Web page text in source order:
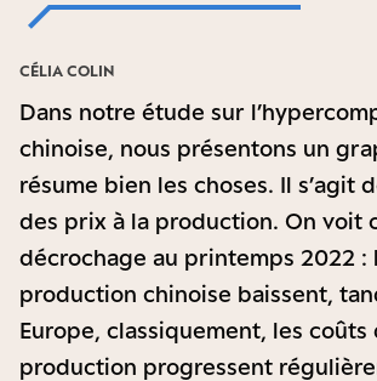
Dans notre étude sur
chinoise, nous présentons un
résume bien les choses. Il s’agit
des prix à la production. On voit
décrochage au printemps 2022 :
production chinoise baissent,
Europe, classiquement, les coûts
production progressent
CÉLIA COLIN